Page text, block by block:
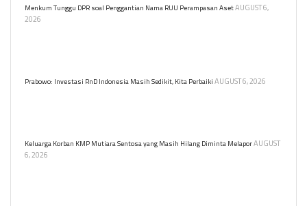
Menkum Tunggu DPR soal Penggantian Nama RUU Perampasan AsetAUGUST 6,
2026
Prabowo: Investasi RnD Indonesia Masih Sedikit, Kita PerbaikiAUGUST 6, 2026
Keluarga Korban KMP Mutiara Sentosa yang Masih Hilang Diminta MelaporAUGUST
6, 2026